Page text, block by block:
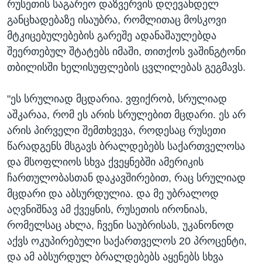
ᲓᲔᲖᲘᲜᲤᲝᲠᲛᲐᲪᲘᲐ
რუსეთის საგარეო დაზვერვის დღევანდელ
განცხადებაზე ისაუბრა, რომლითაც მოსკოვი
მტკიცებულებების გარეშე ადანაშაულებდა
შეერთებულ შტატებს იმაში, თითქოს ვაშინგტონი
თბილისში ხელისუფლების ცვლილებას გეგმავს.
"ეს სრულიად მცდარია. ვფიქრობ, სრულიად
აშკარაა, რომ ეს არის სრულებით მცდარი. ეს არ
არის პირველი შემთხვევა, როდესაც რუსეთი
წარადგენს მსგავს ბრალდებებს საქართველოსა
და მსოფლიოს სხვა ქვეყნებში ამერიკის
ჩართულობასთან დაკავშირებით, რაც სრულიად
მცდარი და აბსურდულია. და მე უბრალოდ
აღვნიშნავ ამ ქვეყნის, რუსეთის ირონიას,
რომელსაც ახლა, ჩვენი საუბრისას, უკანონოდ
აქვს ოკუპირებული საქართველოს 20 პროცენტი,
და ამ აბსურდულ ბრალდებებს აყენებს სხვა